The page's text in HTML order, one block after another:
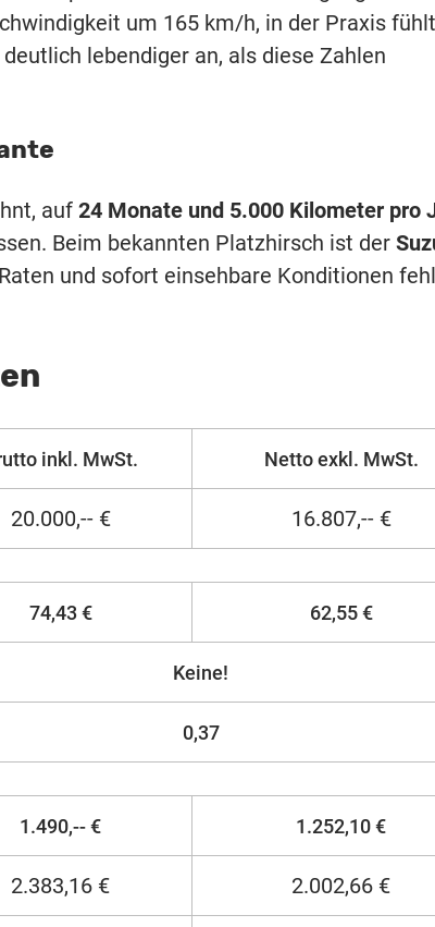
um 165 km/h, in der Praxis fühlt
lebendiger an, als diese Zahlen
auf 24 Monate und 5.000 Kilometer pro
Beim bekannten Platzhirsch ist der
und sofort einsehbare Konditionen
inkl. MwSt. Netto exkl. MwSt.
20.000,-- € 16.807,-- €
74,43 € 62,55 €
Keine!
0,37
1.490,-- € 1.252,10 €
2.383,16 € 2.002,66 €